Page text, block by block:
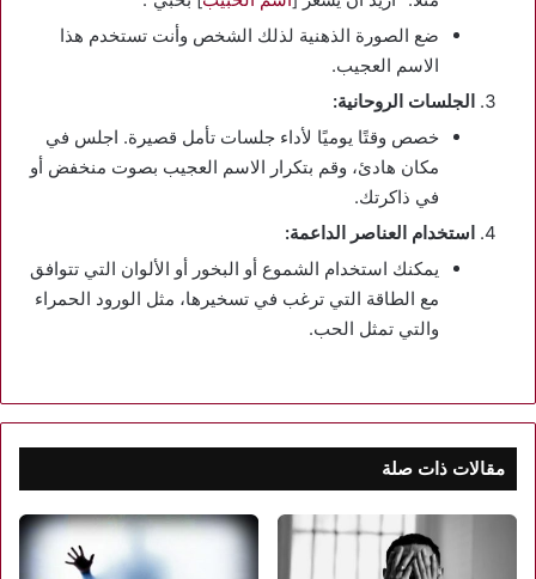
ضع الصورة الذهنية لذلك الشخص وأنت تستخدم هذا
الاسم العجيب.
الجلسات الروحانية:
خصص وقتًا يوميًا لأداء جلسات تأمل قصيرة. اجلس في
مكان هادئ، وقم بتكرار الاسم العجيب بصوت منخفض أو
في ذاكرتك.
استخدام العناصر الداعمة:
يمكنك استخدام الشموع أو البخور أو الألوان التي تتوافق
مع الطاقة التي ترغب في تسخيرها، مثل الورود الحمراء
والتي تمثل الحب.
مقالات ذات صلة